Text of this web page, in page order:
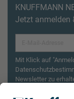
KNUFFMANN
Jetzt anmelden
Mit Klick auf
Newsletter zu